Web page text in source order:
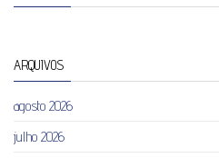
ARQUIVOS
agosto 2026
julho 2026